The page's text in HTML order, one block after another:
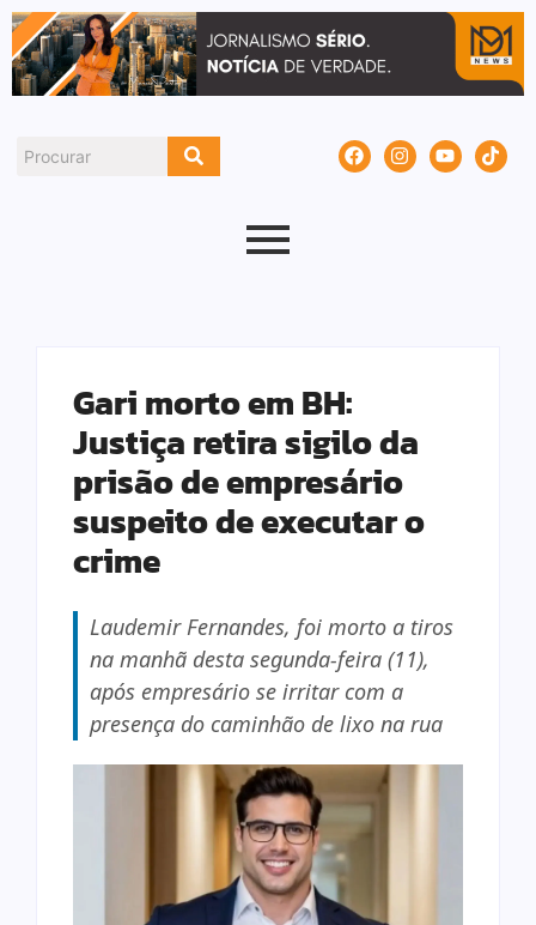
Gari morto em BH:
Justiça retira sigilo da
prisão de empresário
suspeito de executar o
crime
Laudemir Fernandes, foi morto a tiros
na manhã desta segunda-feira (11),
após empresário se irritar com a
presença do caminhão de lixo na rua